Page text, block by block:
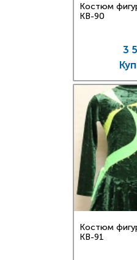
Костюм
KB-90
3
Костюм
KB-91